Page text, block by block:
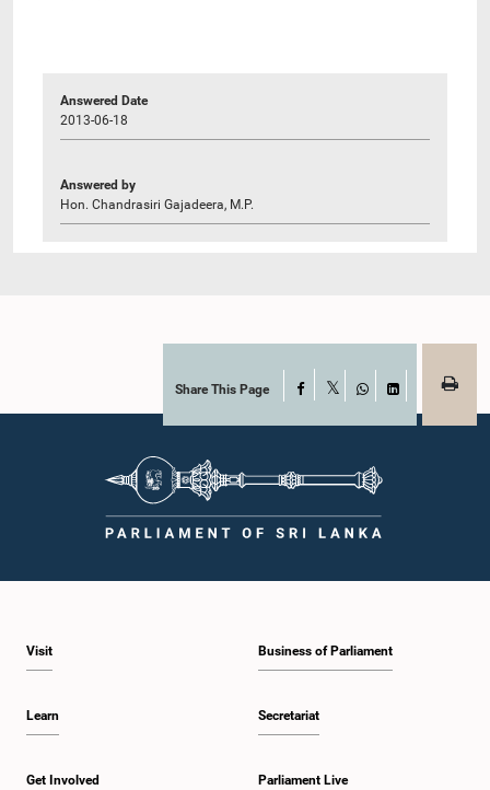
Answered Date
2013-06-18
Answered by
Hon. Chandrasiri Gajadeera, M.P.
Share This Page Facebook
WhatsAppLinkedIn
Visit
Learn
Get Involved
Business of Parliament
Secretariat
Parliament Live